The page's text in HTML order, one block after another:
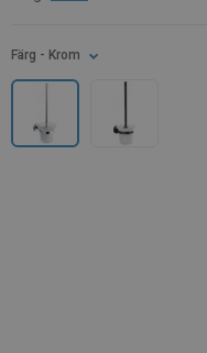
Färg - Krom